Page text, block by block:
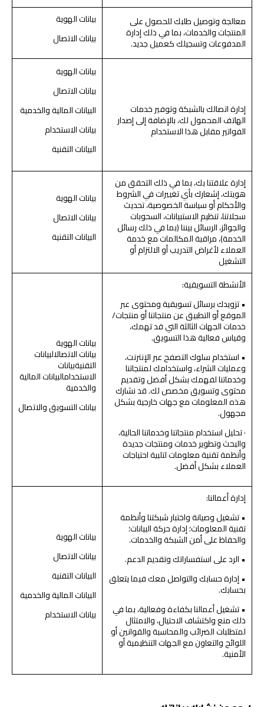
معالجة وتوصيل طلبك للحصول على
المنتجات والخدمات، بما في ذلك إدارة
المدفوعات وتسجيلك كعميل جديد.
بيانات الهوية
بيانات الاتصال
إدارة اتصالك بالشبكة وتوفير خدمات
الهاتف المحمول لك، بالإضافة إلى إصدار
الفواتير مقابل هذا الاستخدام
بيانات الهوية
بيانات الاتصال
البيانات المالية والخدمية
بيانات الاستخدام
البيانات التقنية
إدارة علاقتنا بك، بما في ذلك التحقق من
هويتك، إشعارك بأي تغييرات في الشروط
والأحكام أو سياسة الخصوصية، تحديث
سجلاتنا، تنظيم الاستبيانات، السحوبات
والجوائز، الرسائل بيننا (بما في ذلك رسائل
الخدمة)، مراقبة المكالمات مع خدمة
العملاء لأغراض التدريب أو الالتزام أو
التشغيل
بيانات الهوية
بيانات الاتصال
البيانات التقنية
الأنشطة التسويقية:
• تزويدك برسائل تسويقية ومحتوى عبر
الموقع أو التطبيق عن منتجاتنا أو منتجات/
خدمات الجهات الثالثة التي قد تهمك،
وقياس فعالية هذا التسويق.
• استخدام سلوك التصفح عبر الإنترنت،
وعمليات الشراء، واستخدامك لمنتجاتنا
وخدماتنا لفهمك بشكل أفضل وتقديم
محتوى وتسويق مخصص لك. قد نشارك
هذه المعلومات مع جهات خارجية بشكل
مجهول.
· تحليل استخدام منتجاتنا وخدماتنا الحالية،
والبحث وتطوير خدمات ومنتجات جديدة
وأنظمة تقنية معلومات لتلبية احتياجات
العملاء بشكل أفضل.
بيانات الهوية
بيانات الاتصالالبيانات
التقنيةبيانات
الاستخدامالبيانات المالية
والخدمية
بيانات التسويق والاتصال
إدارة أعمالنا:
• تشغيل وصيانة واختبار شبكتنا وأنظمة
تقنية المعلومات؛ إدارة حركة البيانات؛
والحفاظ على أمن الشبكة والخدمات.
• الرد على استفساراتك وتقديم الدعم.
• إدارة حسابك والتواصل معك فيما يتعلق
بحسابك.
• تشغيل أعمالنا بكفاءة وفعالية، بما في
ذلك منع واكتشاف الاحتيال، والامتثال
لمتطلبات الضرائب والمحاسبة والقوانين أو
اللوائح والتعاون مع الجهات التنظيمية أو
الأمنية.
بيانات الهوية
بيانات الاتصال
البيانات التقنية
البيانات المالية والخدمية
بيانات الاستخدام